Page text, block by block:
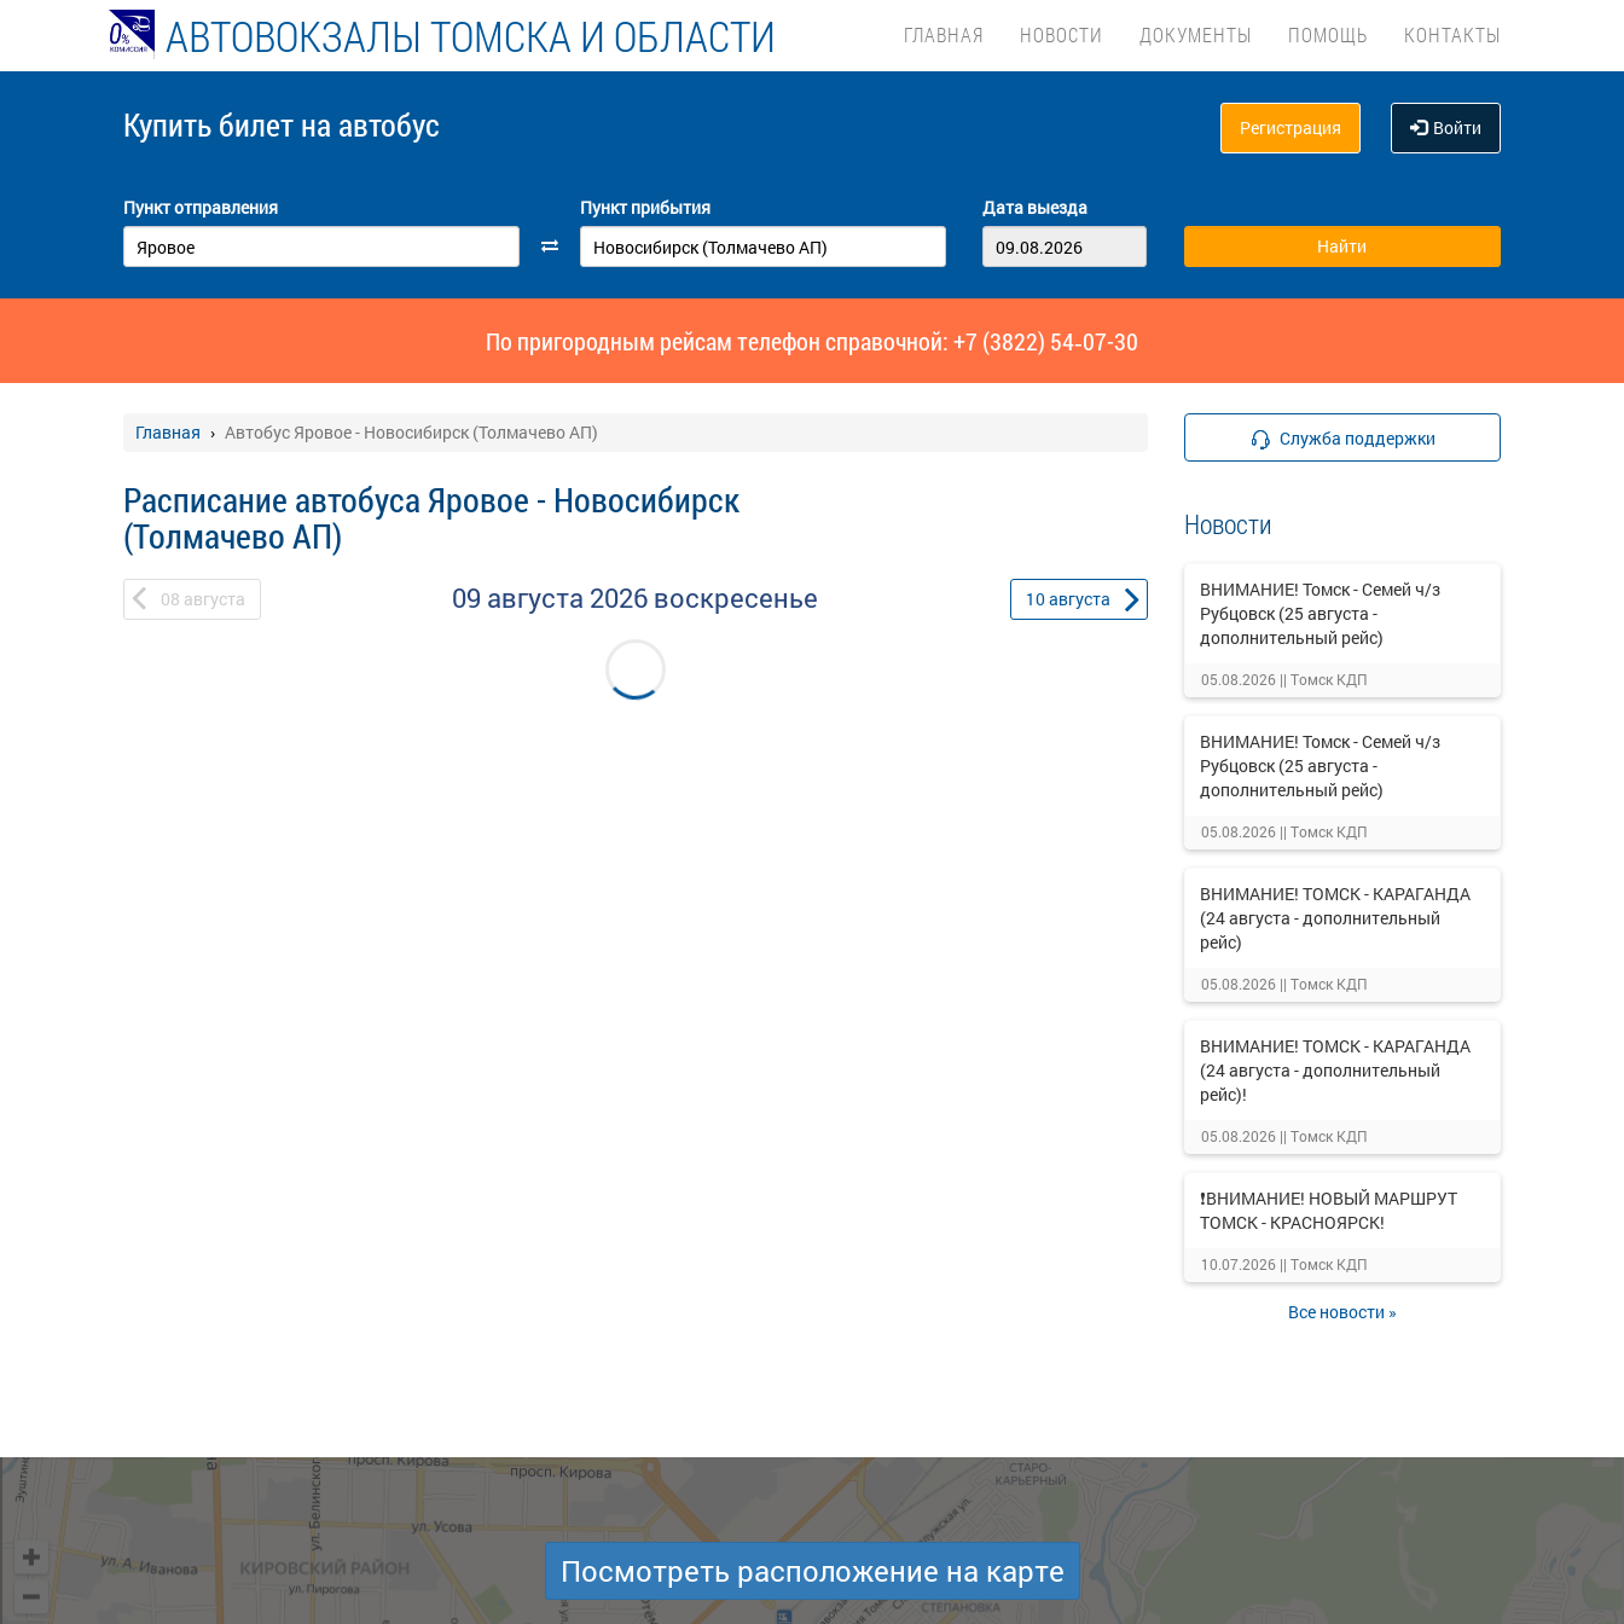
АВТОВОКЗАЛЫ ТОМСКА И ОБЛАСТИ ГЛАВНАЯ НОВОСТИ ДОКУМЕНТЫ ПОМОЩЬ КОНТАКТЫ
Купить билет на автобус Регистрация Войти
Пункт отправления Пункт прибытия Дата выезда
По пригородным рейсам телефон справочной: +7 (3822) 54‑07-30
Главная Автобус Яровое - Новосибирск (Толмачево АП)
Расписание автобуса Яровое - Новосибирск
(Толмачево АП)
08 августа 09 августа 2026 воскресенье 10августа
Служба поддержки
Новости
ВНИМАНИЕ! Томск - Семей ч/з
Рубцовск (25 августа -
дополнительный рейс)
05.08.2026 || Томск КДП
ВНИМАНИЕ! Томск - Семей ч/з
Рубцовск (25 августа -
дополнительный рейс)
05.08.2026 || Томск КДП
ВНИМАНИЕ! ТОМСК - КАРАГАНДА
(24 августа - дополнительный
рейс)
05.08.2026 || Томск КДП
ВНИМАНИЕ! ТОМСК - КАРАГАНДА
(24 августа - дополнительный
рейс)!
05.08.2026 || Томск КДП
❗ВНИМАНИЕ! НОВЫЙ МАРШРУТ
ТОМСК - КРАСНОЯРСК!
10.07.2026 || Томск КДП
Все новости »
Посмотреть расположение на карте